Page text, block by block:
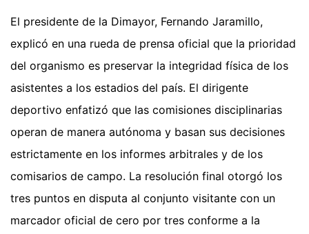
El presidente de la Dimayor, Fernando Jaramillo,
explicó en una rueda de prensa oficial que la prioridad
del organismo es preservar la integridad física de los
asistentes a los estadios del país. El dirigente
deportivo enfatizó que las comisiones disciplinarias
operan de manera autónoma y basan sus decisiones
estrictamente en los informes arbitrales y de los
comisarios de campo. La resolución final otorgó los
tres puntos en disputa al conjunto visitante con un
marcador oficial de cero por tres conforme a la